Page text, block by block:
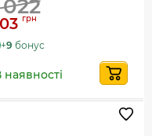
022
грн
+9 бонус
наявності